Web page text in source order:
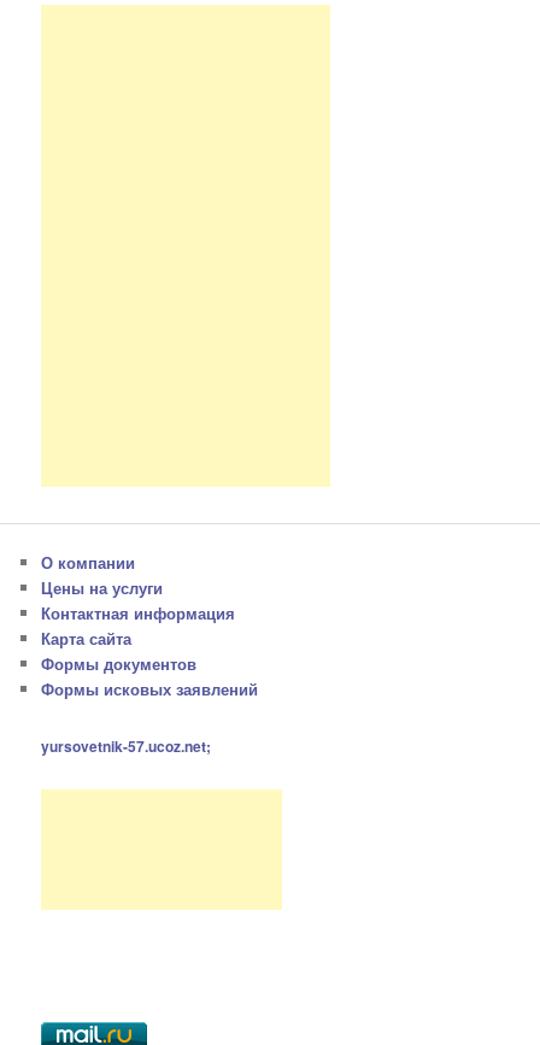
О компании
Цены на услуги
Контактная информация
Карта сайта
Формы документов
Формы исковых заявлений
yursovetnik-57.ucoz.net;